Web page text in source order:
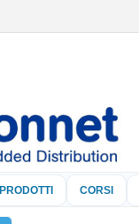
PRODOTTI CORSI